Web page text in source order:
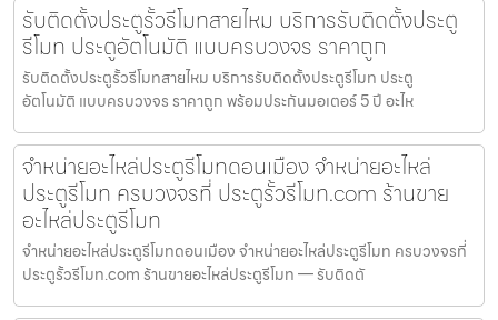
รับติดตั้งประตูรั้วรีโมทสายไหม บริการรับติดตั้งประตู
รีโมท ประตูอัตโนมัติ แบบครบวงจร ราคาถูก
รับติดตั้งประตูรั้วรีโมทสายไหม บริการรับติดตั้งประตูรีโมท ประตู
อัตโนมัติ แบบครบวงจร ราคาถูก พร้อมประกันมอเตอร์ 5 ปี อะไห
จำหน่ายอะไหล่ประตูรีโมทดอนเมือง จำหน่ายอะไหล่
ประตูรีโมท ครบวงจรที่ ประตูรั้วรีโมท.com ร้านขาย
อะไหล่ประตูรีโมท
จำหน่ายอะไหล่ประตูรีโมทดอนเมือง จำหน่ายอะไหล่ประตูรีโมท ครบวงจรที่
ประตูรั้วรีโมท.com ร้านขายอะไหล่ประตูรีโมท — รับติดตั